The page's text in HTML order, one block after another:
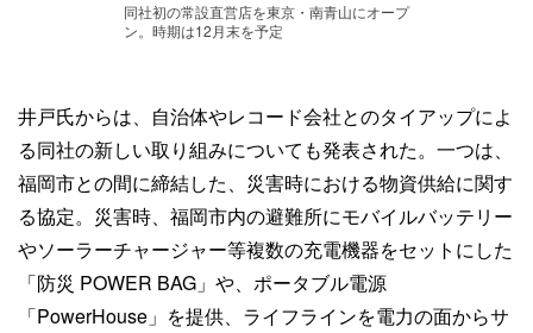
同社初の常設直営店を東京・南青山にオープ
ン。時期は12月末を予定
井戸氏からは、自治体やレコード会社とのタイアップによ
る同社の新しい取り組みについても発表された。一つは、
福岡市との間に締結した、災害時における物資供給に関す
る協定。災害時、福岡市内の避難所にモバイルバッテリー
やソーラーチャージャー等複数の充電機器をセットにした
「防災 POWER BAG」や、ポータブル電源
「PowerHouse」を提供、ライフラインを電力の面からサ